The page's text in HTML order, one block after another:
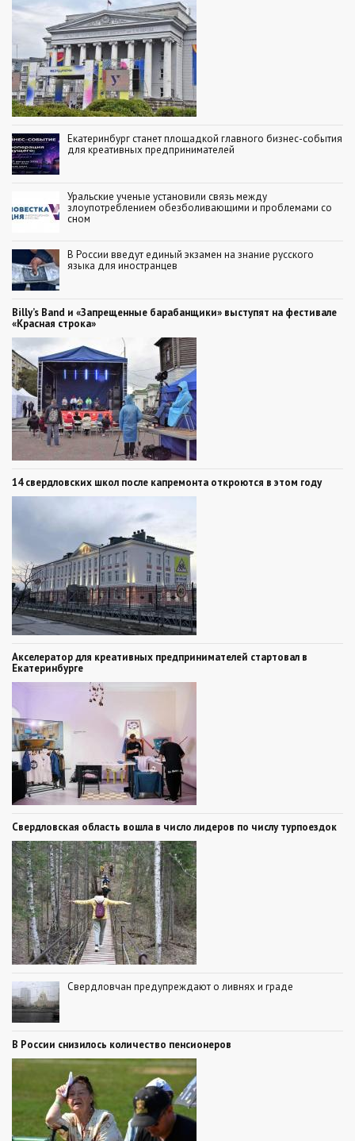
Екатеринбург станет площадкой главного бизнес-события
для креативных предпринимателей
Уральские ученые установили связь между
злоупотреблением обезболивающими и проблемами со
сном
В России введут единый экзамен на знание русского
языка для иностранцев
Billy’s Band и «Запрещенные барабанщики» выступят на фестивале
«Красная строка»
14 свердловских школ после капремонта откроются в этом году
Акселератор для креативных предпринимателей стартовал в
Екатеринбурге
Свердловская область вошла в число лидеров по числу турпоездок
Свердловчан предупреждают о ливнях и граде
В России снизилось количество пенсионеров